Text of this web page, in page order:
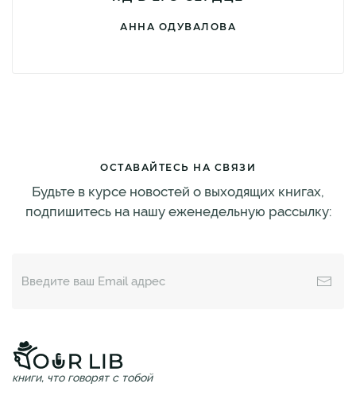
АННА ОДУВАЛОВА
ОСТАВАЙТЕСЬ НА СВЯЗИ
Будьте в курсе новостей о выходящих книгах,
подпишитесь на нашу еженедельную рассылку:
книги, что говорят с тобой